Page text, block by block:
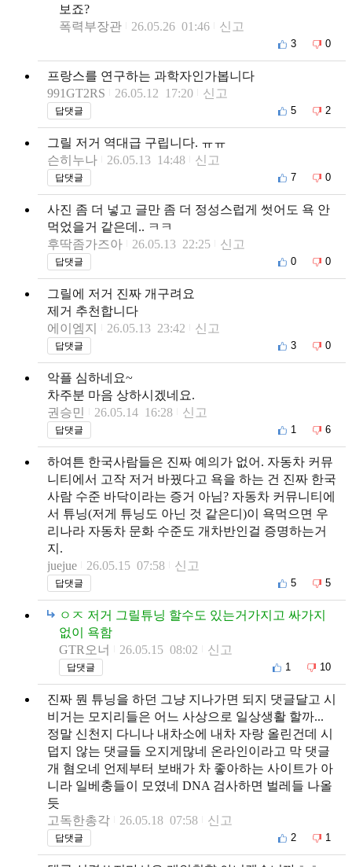
보죠?
폭력부장관
26.05.26 01:46 신고
3 0
프랑스를 연구하는 과학자인가봅니다
991GT2RS
26.05.12 17:20 신고
답댓글 5 2
그릴 저거 역대급 구립니다. ㅠㅠ
슨히누나
26.05.13 14:48 신고
답댓글 7 0
사진 좀 더 넣고 글만 좀 더 정성스럽게 썻어도 욕 안
먹었을거 같은데.. ㅋㅋ
후딱좀가즈아
26.05.13 22:25 신고
답댓글 0 0
그릴에 저거 진짜 개구려요
제거 추천합니다
에이엠지
26.05.13 23:42 신고
답댓글 3 0
악플 심하네요~
차주분 마음 상하시겠네요.
권승민
26.05.14 16:28 신고
답댓글 1 6
하여튼 한국사람들은 진짜 예의가 없어. 자동차 커뮤
니티에서 고작 저거 바꿨다고 욕을 하는 건 진짜 한국
사람 수준 바닥이라는 증거 아님? 자동차 커뮤니티에
서 튜닝(저게 튜닝도 아닌 것 같은디)이 욕먹으면 우
리나라 자동차 문화 수준도 개차반인걸 증명하는거
지.
juejue
26.05.15 07:58 신고
답댓글 5 5
ㅇㅈ 저거 그릴튜닝 할수도 있는거가지고 싸가지
없이 욕함
GTR오너
26.05.15 08:02 신고
답댓글 1 10
진짜 뭔 튜닝을 하던 그냥 지나가면 되지 댓글달고 시
비거는 모지리들은 어느 사상으로 일상생활 할까...
정말 신천지 다니나 내차소에 내차 자랑 올린건데 시
덥지 않는 댓글들 오지게많네 온라인이라고 막 댓글
개 혐오네 언제부터 보배가 차 좋아하는 사이트가 아
니라 일베충들이 모였네 DNA 검사하면 벌레들 나올
듯
고독한총각
26.05.18 07:58 신고
답댓글 2 1